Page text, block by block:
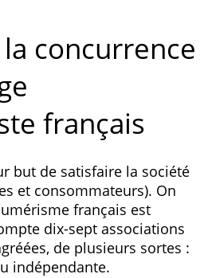
concurrence
français
but de satisfaire la société
et consommateurs). On
français est
dix-sept associations
de plusieurs sortes :
indépendante.